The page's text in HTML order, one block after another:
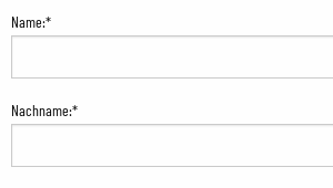
Name:*
Nachname:*